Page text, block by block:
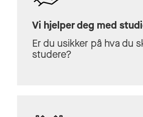
Vi hjelper deg med
Er du usikker på hva du
studere?